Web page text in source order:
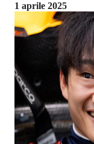
1 aprile 2025